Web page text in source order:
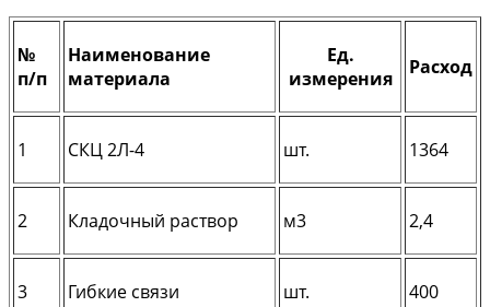
№
п/п
Наименование
материала
Ед.
измерения
Расход
1 СКЦ 2Л-4 шт. 1364
2 Кладочный раствор м3 2,4
3 Гибкие связи шт. 400